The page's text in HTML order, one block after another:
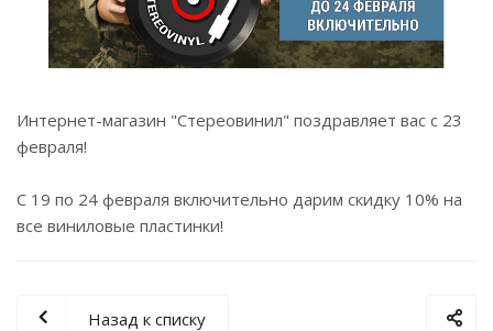
Интернет-магазин "Стереовинил" поздравляет вас с 23
февраля!
С 19 по 24 февраля включительно дарим скидку 10% на
все виниловые пластинки!
Назад к списку